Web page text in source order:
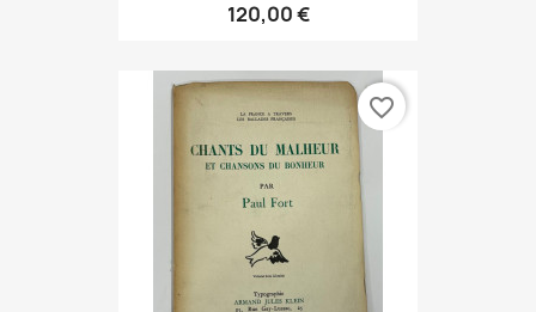
120,00 €
favorite_border